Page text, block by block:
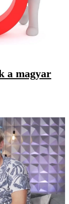
a magyar